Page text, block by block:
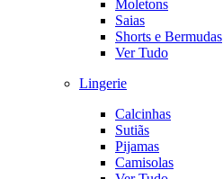
Moletons
Saias
Shorts e Bermudas
Ver Tudo
Lingerie
Calcinhas
Sutiãs
Pijamas
Camisolas